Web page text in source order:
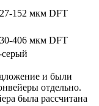
152 мкм DFT
406 мкм DFT
серый
и были
отдельно.
была рассчитана